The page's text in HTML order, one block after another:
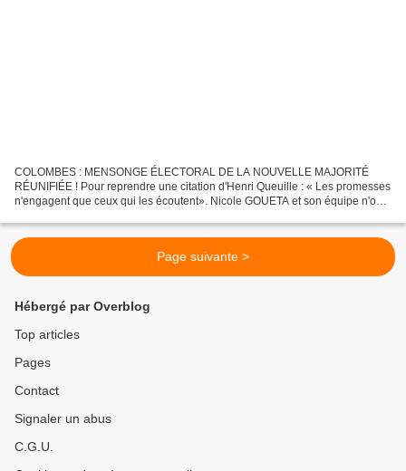
COLOMBES : MENSONGE ÉLECTORAL DE LA NOUVELLE MAJORITÉ
RÉUNIFIÉE ! Pour reprendre une citation d'Henri Queuille : « Les promesses
n'engagent que ceux qui les écoutent». Nicole GOUETA et son équipe n'ont
Page suivante >
Hébergé par Overblog
Top articles
Pages
Contact
Signaler un abus
C.G.U.